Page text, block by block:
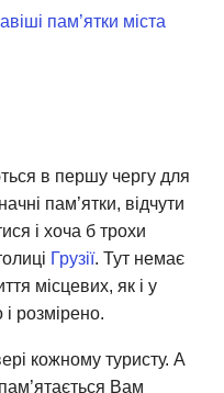
пам’ятки міста
в першу чергу для
пам’ятки, відчути
і хоча б трохи
Грузії. Тут немає
місцевих, як і у
і розмірено.
кожному туристу. А
Вам